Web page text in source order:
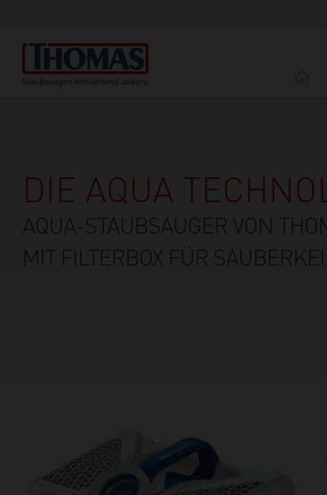
Inhalt
DIE AQUA
AQUA-STAUBSAUGER VON
MIT FILTERBOX FÜR